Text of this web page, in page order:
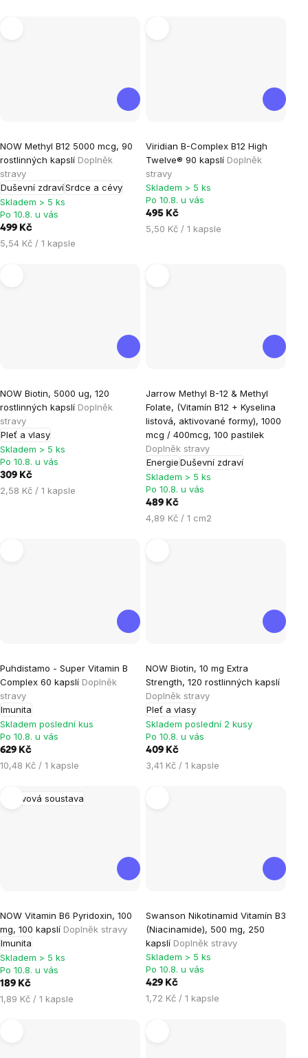
NOW Methyl B12 5000 mcg, 90
rostlinných kapslí Doplněk
stravy
Duševní zdravíSrdce a cévy
hodnocení
produktu
je
5,0
z
hvězdiček.
Skladem > 5 ks
Po 10.8. u vás
499 Kč
Měrná
5,54 Kč / 1 kapsle
Viridian B-Complex B12 High
Twelve® 90 kapslí Doplněk
stravy
hodnocení
produktu
je
5,0
z
5
Skladem > 5 ks
Po 10.8. u vás
495 Kč
Měrná
5,50 Kč / 1 kapsle
NOW Biotin, 5000 ug, 120
rostlinných kapslí Doplněk
stravy
Pleť a vlasy
hodnocení
produktu
je
5,0
z
5
hvězdiček.
Skladem > 5 ks
Po 10.8. u vás
309 Kč
Měrná
2,58 Kč / 1 kapsle
Jarrow Methyl B-12 & Methyl
Folate, (Vitamín B12 + Kyselina
listová, aktivované formy), 1000
mcg / 400mcg, 100 pastilek
Doplněk stravy
EnergieDuševní zdraví
hodnocení
produktu
je
5,0
z
5
hvězdiček.
Skladem > 5 ks
Po 10.8. u vás
489 Kč
Měrná
4,89 Kč / 1 cm2
Puhdistamo - Super Vitamin B
Complex 60 kapslí Doplněk
stravy
Imunita
Skladem poslední kus
Po 10.8. u vás
629 Kč
Měrná
10,48 Kč / 1 kapsle
NOW Biotin, 10 mg Extra
Strength, 120 rostlinných kapslí
Doplněk stravy
Pleť a vlasy
hodnocení
produktu
je
5,0
z
hvězdiček.
Skladem poslední 2 kusy
Po 10.8. u vás
409 Kč
Měrná
3,41 Kč / 1 kapsle
Nervová soustava
NOW Vitamin B6 Pyridoxin, 100
mg, 100 kapslí Doplněk stravy
Imunita
hodnocení
produktu
je
5,0
z
5
Skladem > 5 ks
Po 10.8. u vás
189 Kč
Měrná
1,89 Kč / 1 kapsle
Swanson Nikotinamid Vitamín B3
(Niacinamide), 500 mg, 250
kapslí Doplněk stravy
hodnocení
produktu
je
5,0
z
5
Skladem > 5 ks
Po 10.8. u vás
429 Kč
Měrná
1,72 Kč / 1 kapsle